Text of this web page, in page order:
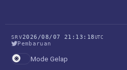
SRV2026/08/07 21:13:18UTC
Pembaruan
Mode Gelap